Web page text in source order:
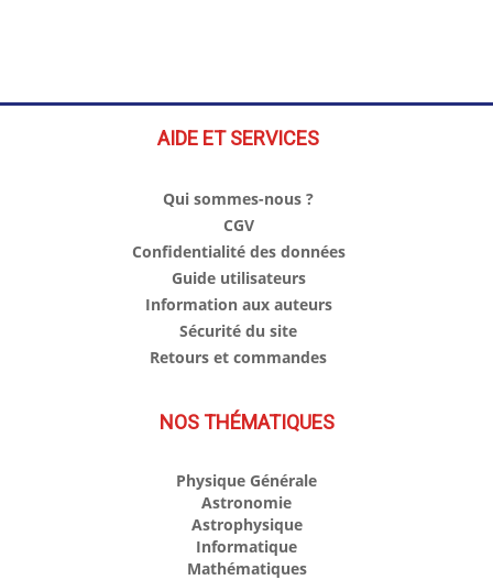
AIDE ET SERVICES
Qui sommes-nous ?
CGV
Confidentialité des données
Guide utilisateurs
Information aux auteurs
Sécurité du site
Retours et commandes
NOS THÉMATIQUES
Physique Générale
Astronomie
Astrophysique
Informatique
Mathématiques